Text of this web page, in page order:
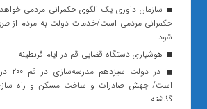
سازمان داوری یک الگوی حکمرانی مردمی
حکمرانی مردمی است/خدمات دولت به مردم از
شود
هوشیاری دستگاه قضایی قم در ایام قرنطینه
در
است/ جهش صادرات و ساخت مسکن و راه
گذشته